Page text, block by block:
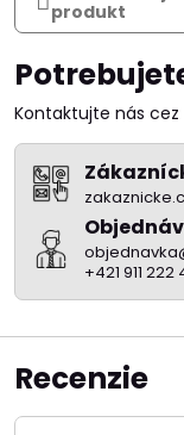
produkt
Kontaktujte nás
+421 911 222
Recenzie